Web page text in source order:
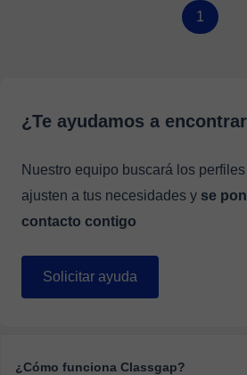
1
¿Te ayudamos a
Nuestro equipo buscará los
ajusten a tus necesidades y se
contacto contigo
Solicitar ayuda
¿Cómo funciona Classgap?